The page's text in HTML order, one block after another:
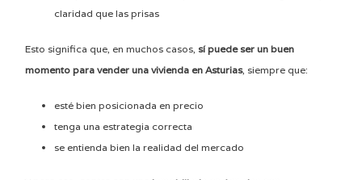
claridad que las prisas
Esto significa que, en muchos casos, sí puede ser un buen
momento para vender una vivienda en Asturias, siempre que:
esté bien posicionada en precio
tenga una estrategia correcta
se entienda bien la realidad del mercado